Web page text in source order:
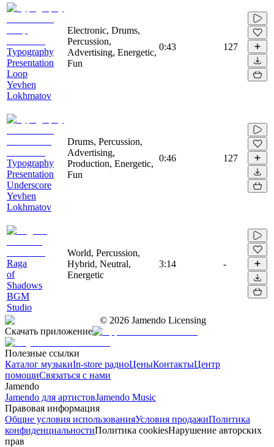
Typography
Presentation
Loop
Yevhen
Lokhmatov
Electronic, Drums,
Percussion,
Advertising, Energetic,
Fun
0:43 127
Typography
Presentation
Underscore
Yevhen
Lokhmatov
Drums, Percussion,
Advertising,
Production, Energetic,
Fun
0:46 127
Raga
of
Shadows
BGM
Studio
World, Percussion,
Hybrid, Neutral,
Energetic
3:14 -
© 2026 Jamendo Licensing
Скачать приложение
Полезные ссылки
Каталог музыкиIn-store радиоЦеныКонтактыЦентр
помощиСвязаться с нами
Jamendo
Jamendo для артистовJamendo Music
Правовая информация
Общие условия использованияУсловия продажиПолитика
конфиденциальностиПолитика cookiesНарушение авторских
прав